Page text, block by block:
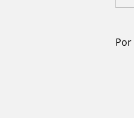
Por